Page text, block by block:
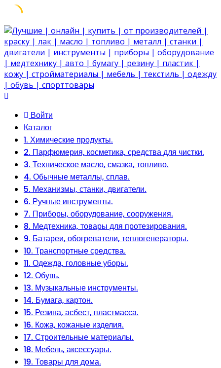
Skip
to
content
Войти
Каталог
1. Химические продукты.
2. Парфюмерия, косметика, средства для чистки.
3. Техническое масло, смазка, топливо.
4. Обычные металлы, сплав.
5. Механизмы, станки, двигатели.
6. Ручные инструменты.
7. Приборы, оборудование, сооружения.
8. Медтехника, товары для протезирования.
9. Батареи, обогреватели, теплогенераторы.
10. Транспортные средства.
11. Одежда, головные уборы.
12. Обувь.
13. Музыкальные инструменты.
14. Бумага, картон.
15. Резина, асбест, пластмасса.
16. Кожа, кожаные изделия.
17. Строительные материалы.
18. Мебель, аксессуары.
19. Товары для дома.